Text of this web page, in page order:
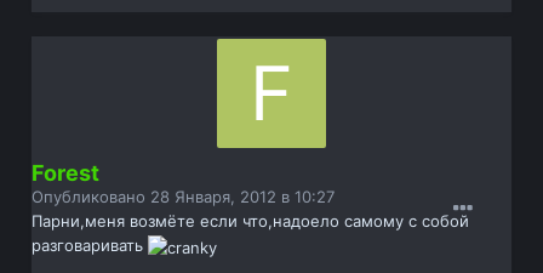
Forest
Опубликовано 28 Января, 2012 в 10:27
Парни,меня возмёте если что,надоело самому с собой
разговаривать